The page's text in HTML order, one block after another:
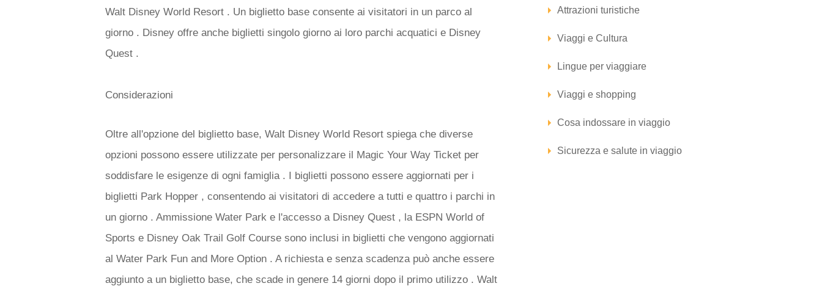
Walt Disney World Resort . Un biglietto base consente ai visitatori in un parco al
giorno . Disney offre anche biglietti singolo giorno ai loro parchi acquatici e Disney
Quest .
Considerazioni
Oltre all'opzione del biglietto base, Walt Disney World Resort spiega che diverse
opzioni possono essere utilizzate per personalizzare il Magic Your Way Ticket per
soddisfare le esigenze di ogni famiglia . I biglietti possono essere aggiornati per i
biglietti Park Hopper , consentendo ai visitatori di accedere a tutti e quattro i parchi in
un giorno . Ammissione Water Park e l'accesso a Disney Quest , la ESPN World of
Sports e Disney Oak Trail Golf Course sono inclusi in biglietti che vengono aggiornati
al Water Park Fun and More Option . A richiesta e senza scadenza può anche essere
aggiunto a un biglietto base, che scade in genere 14 giorni dopo il primo utilizzo . Walt
Attrazioni turistiche
Viaggi e Cultura
Lingue per viaggiare
Viaggi e shopping
Cosa indossare in viaggio
Sicurezza e salute in viaggio